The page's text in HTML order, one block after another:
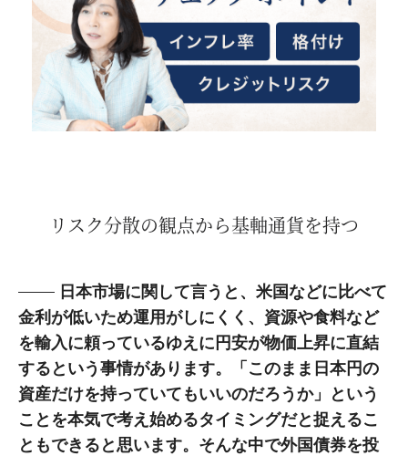
リスク分散の観点から基軸通貨を持つ
日本市場に関して言うと、米国などに比べて
金利が低いため運用がしにくく、資源や食料など
を輸入に頼っているゆえに円安が物価上昇に直結
するという事情があります。「このまま日本円の
資産だけを持っていてもいいのだろうか」という
ことを本気で考え始めるタイミングだと捉えるこ
ともできると思います。そんな中で外国債券を投